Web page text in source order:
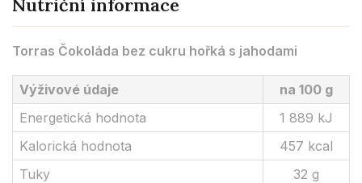
Nutriční informace
Torras Čokoláda bez cukru hořká s jahodami
Výživové údaje
na 100 g
Energetická hodnota
1 889 kJ
Kalorická hodnota
457 kcal
Tuky
32 g